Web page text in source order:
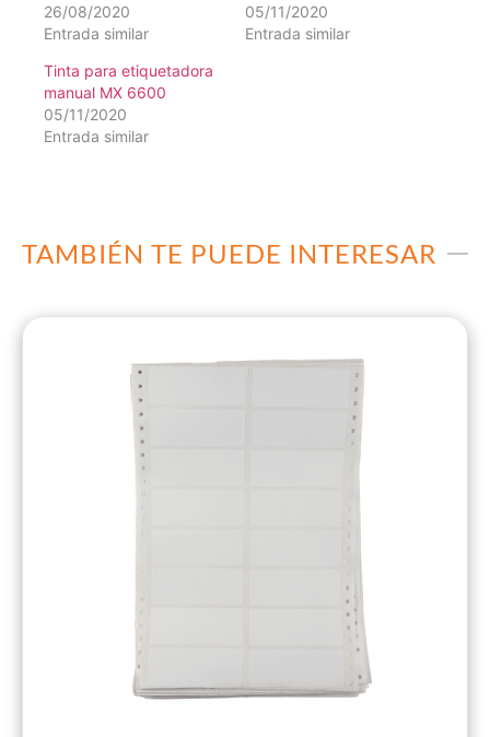
26/08/2020
Entrada similar
05/11/2020
Entrada similar
Tinta para etiquetadora
manual MX 6600
05/11/2020
Entrada similar
TAMBIÉN TE PUEDE INTERESAR